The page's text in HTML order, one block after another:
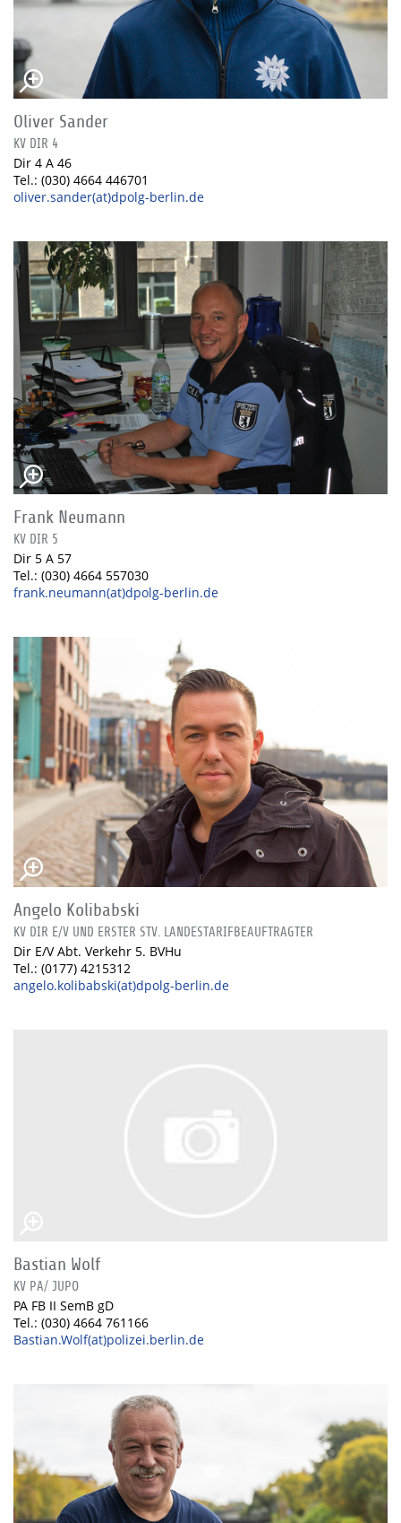
Oliver Sander
KV DIR 4
Dir 4 A 46
Tel.: (030) 4664 446701
oliver.sander(at)dpolg-berlin.de
Frank Neumann
KV DIR 5
Dir 5 A 57
Tel.: (030) 4664 557030
frank.neumann(at)dpolg-berlin.de
Angelo Kolibabski
KV DIR E/V UND ERSTER STV. LANDESTARIFBEAUFTRAGTER
Dir E/V Abt. Verkehr 5. BVHu
Tel.: (0177) 4215312
angelo.kolibabski(at)dpolg-berlin.de
Bastian Wolf
KV PA/ JUPO
PA FB II SemB gD
Tel.: (030) 4664 761166
Bastian.Wolf(at)polizei.berlin.de